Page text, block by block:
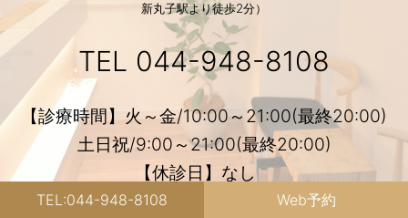
TEL:044-948-8108 Web予約
新丸子駅より徒歩2分）
TEL 044-948-8108
【診療時間】火～金/10:00～21:00(最終20:00)
土日祝/9:00～21:00(最終20:00)
【休診日】なし